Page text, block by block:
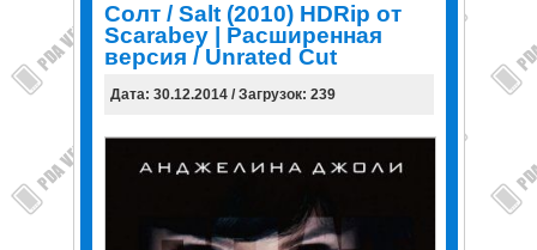
Солт / Salt (2010) HDRip от
Scarabey | Расширенная
версия / Unrated Cut
Дата: 30.12.2014 / Загрузок: 239